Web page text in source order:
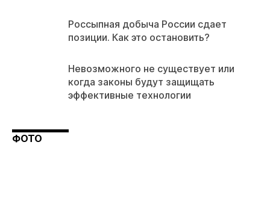
Россыпная добыча России сдает
позиции. Как это остановить?
Невозможного не существует или
когда законы будут защищать
эффективные технологии
ФОТО